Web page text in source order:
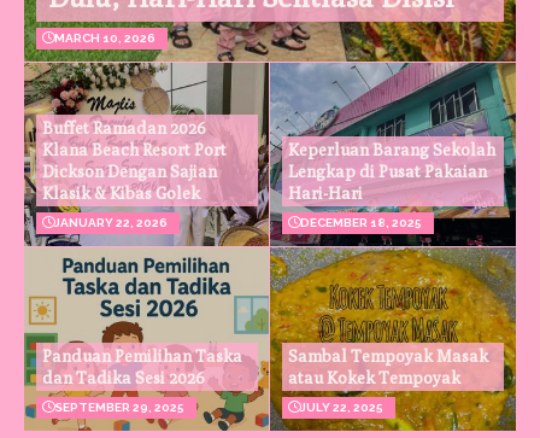
MARCH 10, 2026
Buffet Ramadan 2026
Klana Beach Resort Port
Dickson Dengan Sajian
Klasik & Kibas Golek
JANUARY 22, 2026
Keperluan Barang Sekolah
Lengkap di Pusat Pakaian
Hari-Hari
DECEMBER 18, 2025
Panduan Pemilihan Taska
dan Tadika Sesi 2026
SEPTEMBER 29, 2025
Sambal Tempoyak Masak
atau Kokek Tempoyak
JULY 22, 2025